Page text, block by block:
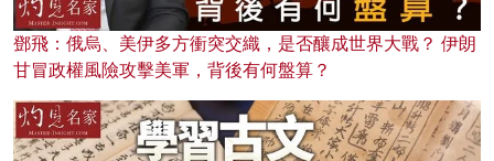
鄧飛：俄烏、美伊多方衝突交織，是否釀成世界大戰？ 伊朗
甘冒政權風險攻擊美軍，背後有何盤算？